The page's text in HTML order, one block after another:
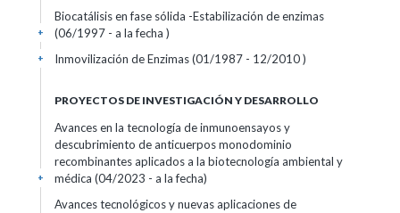
Biocatálisis en fase sólida -Estabilización de enzimas
(06/1997 - a la fecha )
+
Inmovilización de Enzimas (01/1987 - 12/2010 )
+
PROYECTOS DE INVESTIGACIÓN Y DESARROLLO
Avances en la tecnología de inmunoensayos y
descubrimiento de anticuerpos monodominio
recombinantes aplicados a la biotecnología ambiental y
médica (04/2023 - a la fecha)
+
Avances tecnológicos y nuevas aplicaciones de